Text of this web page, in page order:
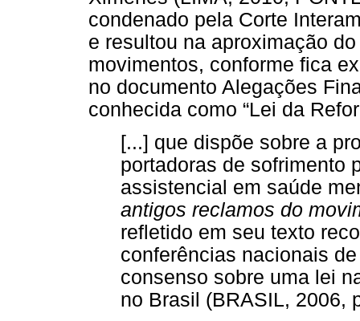
condenado pela Corte
e resultou na aproximação
movimentos, conforme fica
no documento Alegações
conhecida como “Lei da
[...] que dispõe sobre a
portadoras de sofrimento
assistencial em saúde
antigos reclamos do
refletido em seu texto
conferências nacionais
consenso sobre uma lei
no Brasil (BRASIL, 2006,